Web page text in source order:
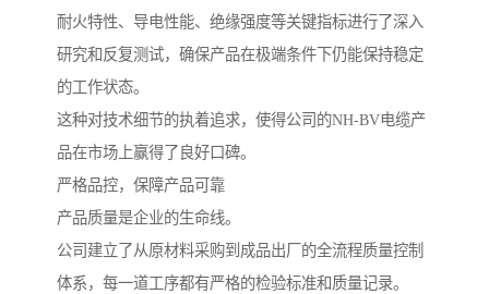
耐火特性、导电性能、绝缘强度等关键指标进行了深入
研究和反复测试，确保产品在极端条件下仍能保持稳定
的工作状态。
这种对技术细节的执着追求，使得公司的NH-BV电缆产
品在市场上赢得了良好口碑。
严格品控，保障产品可靠
产品质量是企业的生命线。
公司建立了从原材料采购到成品出厂的全流程质量控制
体系，每一道工序都有严格的检验标准和质量记录。